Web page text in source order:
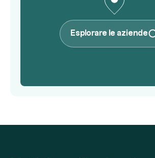
Esplorare le aziende